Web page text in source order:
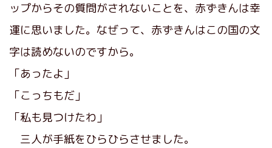
ップからその質問がされないことを、赤ずきんは幸
運に思いました。なぜって、赤ずきんはこの国の文
字は読めないのですから。
「あったよ」
「こっちもだ」
「私も見つけたわ」
三人が手紙をひらひらさせました。